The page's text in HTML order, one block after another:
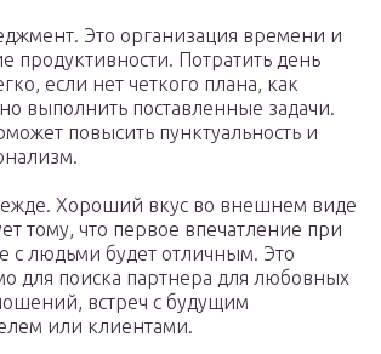
Это организация времени и
продуктивности. Потратить день
если нет четкого плана, как
выполнить поставленные задачи.
повысить пунктуальность и
Хороший вкус во внешнем виде
тому, что первое впечатление при
с людьми будет отличным. Это
для поиска партнера для любовных
встреч с будущим
или клиентами.